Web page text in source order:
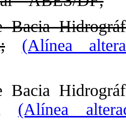
Bacia
(Alínea
Bacia
(Alínea